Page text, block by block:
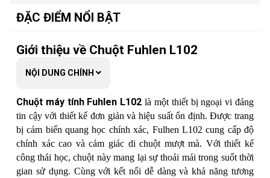
ĐẶC ĐIỂM NỔI BẬT
Giới thiệu về Chuột Fuhlen L102
NỘI DUNG CHÍNH
Chuột máy tính Fuhlen L102 là một thiết bị ngoại vi đáng
tin cậy với thiết kế đơn giản và hiệu suất ổn định. Được trang
bị cảm biến quang học chính xác, Fulhen L102 cung cấp độ
chính xác cao và cảm giác di chuột mượt mà. Với thiết kế
công thái học, chuột này mang lại sự thoải mái trong suốt thời
gian sử dụng. Cùng với kết nối dễ dàng và khả năng tương